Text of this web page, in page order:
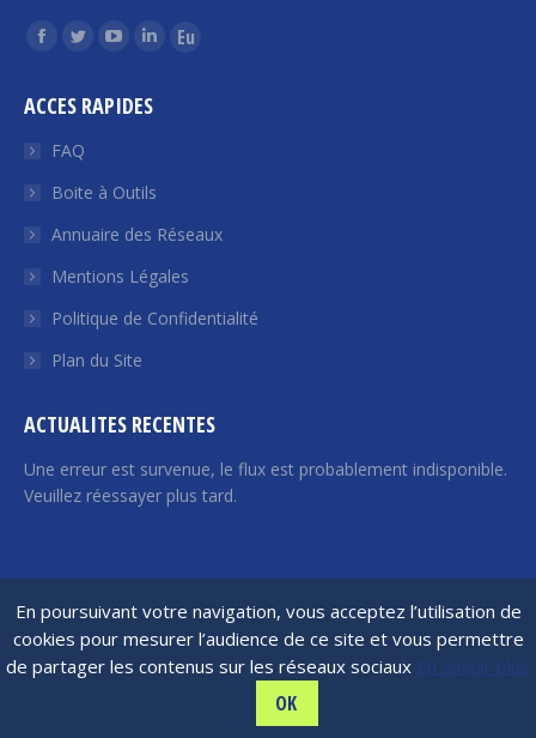
En poursuivant votre navigation, vous acceptez l’utilisation de
cookies pour mesurer l’audience de ce site et vous permettre
de partager les contenus sur les réseaux sociaux En savoir plus
OK
Trouvez nous sur :
La
Facebook
s'ouvre
une
nouvelle
fenêtre
La
Twitter
s'ouvre
une
nouvelle
fenêtre
La
YouTube
une
nouvelle
fenêtre
La
LinkedIn
une
nouvelle
fenêtre
La
nouvelle
fenêtre
ACCES RAPIDES
FAQ
Boite à Outils
Annuaire des Réseaux
Mentions Légales
Politique de Confidentialité
Plan du Site
ACTUALITES RECENTES
Une erreur est survenue, le flux est probablement indisponible.
Veuillez réessayer plus tard.
France Angels | 2026 © Tous droits réservés